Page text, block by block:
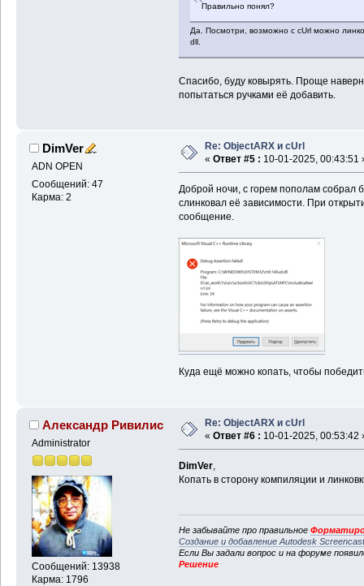
Правильно понял?
Да. Посмотри, возможно с cUrl можно
dll.
Спасибо, буду ковырять. Проще
попытаться ручками её добавить.
DimVer
ADN OPEN
Сообщений: 47
Карма: 2
Re: ObjectARX и cUrl
« Ответ #5 : 10-01-2025, 00:43:51
Доброй ночи, с горем пополам собрал
слинковал её зависимости. При
сообщение.
Куда ещё можно копать, чтобы
Александр Ривилис
Administrator
Сообщений: 13938
Карма: 1796
Re: ObjectARX и cUrl
« Ответ #6 : 10-01-2025, 00:53:42
DimVer,
Копать в сторону компиляции и
Не забывайте про правильное
Создание и добавление Autodesk
Если Вы задали вопрос и на форуме
Решение